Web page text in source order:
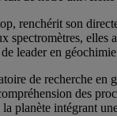
renchérit son
leader en
de recherche
des
planète intégrant